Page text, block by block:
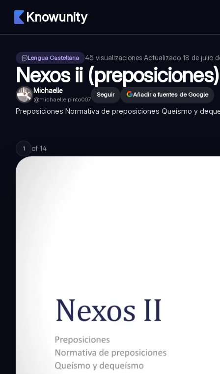
Knowunity
Lengua Castellana 45 visualizaciones·Actualizado 18 de julio
Nexos ii (preposiciones)
Michaelle
@michaelle.pinto007
Seguir Añadir a fuentes de Google
Preposiciones Normativa de preposiciones Queísmo y
1 of 14